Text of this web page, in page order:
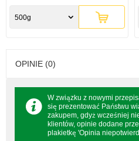
500g
OPINIE (0)
W związku z nowymi
się prezentować Państwu
zakupem, gdyż wcześniej
klientów, opinie dodane
plakietkę 'Opinia